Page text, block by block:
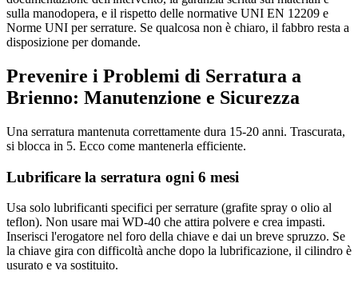
sulla manodopera, e il rispetto delle normative UNI EN 12209 e
Norme UNI per serrature. Se qualcosa non è chiaro, il fabbro resta a
disposizione per domande.
Prevenire i Problemi di Serratura a
Brienno: Manutenzione e Sicurezza
Una serratura mantenuta correttamente dura 15-20 anni. Trascurata,
si blocca in 5. Ecco come mantenerla efficiente.
Lubrificare la serratura ogni 6 mesi
Usa solo lubrificanti specifici per serrature (grafite spray o olio al
teflon). Non usare mai WD-40 che attira polvere e crea impasti.
Inserisci l'erogatore nel foro della chiave e dai un breve spruzzo. Se
la chiave gira con difficoltà anche dopo la lubrificazione, il cilindro è
usurato e va sostituito.